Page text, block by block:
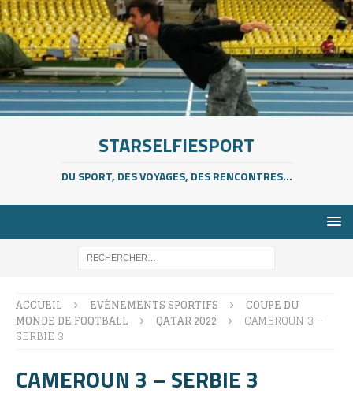
STARSELFIESPORT
DU SPORT, DES VOYAGES, DES RENCONTRES...
ACCUEIL EVÉNEMENTS SPORTIFS
COUPE DU
MONDE DE FOOTBALL
QATAR 2022
CAMEROUN 3 –
SERBIE 3
CAMEROUN 3 – SERBIE 3